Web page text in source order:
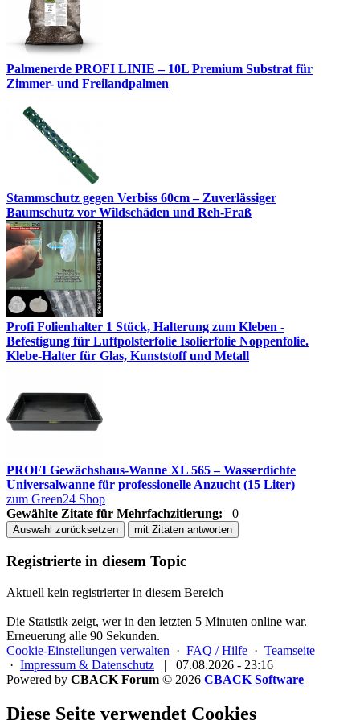
Palmenerde PROFI LINIE – 10L Premium Substrat für
Zimmer- und Freilandpalmen
Stammschutz gegen Verbiss 60cm – Zuverlässiger
Baumschutz vor Wildschäden und Reh-Fraß
Profi Folienhalter 1 Stück, Halterung zum Kleben -
Befestigung für Luftpolsterfolie Isolierfolie Noppenfolie.
Klebe-Halter für Glas, Kunststoff und Metall
PROFI Gewächshaus-Wanne XL 565 – Wasserdichte
Universalwanne für professionelle Anzucht (15 Liter)
zum Green24 Shop
Gewählte Zitate für Mehrfachzitierung:
0
Auswahl zurücksetzen mit Zitaten antworten
Registrierte in diesem Topic
Aktuell kein registrierter in diesem Bereich
Die Statistik zeigt, wer in den letzten 5 Minuten online war.
Erneuerung alle 90 Sekunden.
Cookie-Einstellungen verwalten · FAQ / Hilfe · Teamseite
· Impressum & Datenschutz |
07.08.2026 - 23:16
Powered by CBACK Forum © 2026 CBACK Software
Diese Seite verwendet Cookies